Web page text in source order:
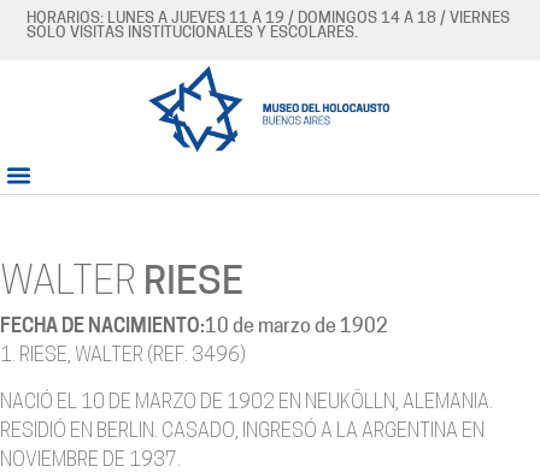
HORARIOS: LUNES A JUEVES 11 A 19 / DOMINGOS 14 A 18 / VIERNES
SÓLO VISITAS INSTITUCIONALES Y ESCOLARES.
WALTER RIESE
FECHA DE NACIMIENTO:10 de marzo de 1902
1. RIESE, WALTER (REF. 3496)
NACIÓ EL 10 DE MARZO DE 1902 EN NEUKÖLLN, ALEMANIA.
RESIDIÓ EN BERLIN. CASADO, INGRESÓ A LA ARGENTINA EN
NOVIEMBRE DE 1937.